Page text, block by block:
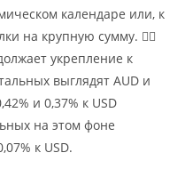
календаре или, к
на крупную сумму. 👉🏻
укрепление к
выглядят AUD и
и 0,37% к USD
на этом фоне
к USD.